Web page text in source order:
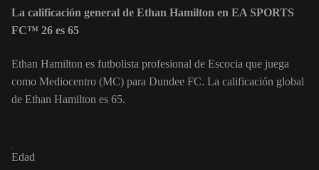
La calificación general de Ethan Hamilton en EA SPORTS
FC™ 26 es 65
Ethan Hamilton es futbolista profesional de Escocia que juega
como Mediocentro (MC) para Dundee FC. La calificación global
de Ethan Hamilton es 65.
Edad